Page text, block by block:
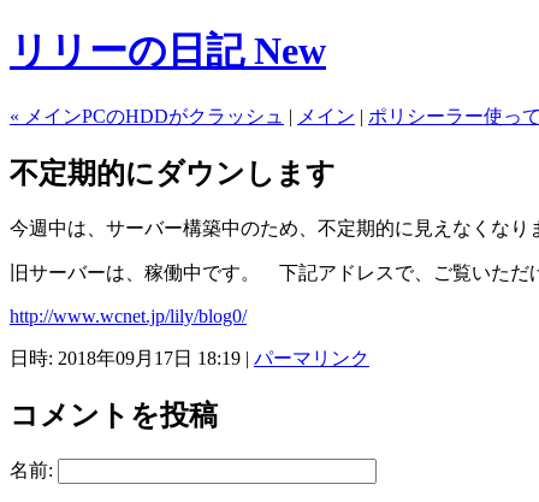
リリーの日記 New
« メインPCのHDDがクラッシュ | メイン | ポリシーラー使っ
不定期的にダウンします
今週中は、サーバー構築中のため、不定期的に見えなくなり
旧サーバーは、稼働中です。 下記アドレスで、ご覧いただ
http://www.wcnet.jp/lily/blog0/
日時: 2018年09月17日 18:19 | パーマリンク
コメントを投稿
名前: